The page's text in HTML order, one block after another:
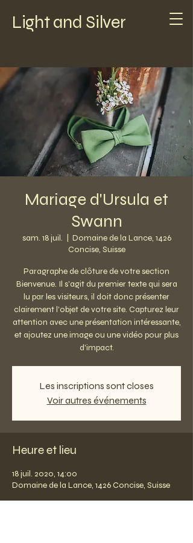
Light and Silver
Mariage d'Ursula et
Swann
sam. 18 juil.
Domaine de la Lance, 1426
Concise, Suisse
Paragraphe de clôture de votre section
Bienvenue. Il s'agit du premier texte qui sera
lu par les visiteurs, il doit donc présenter
clairement l'objet de votre site. Capturez leur
attention avec une présentation intéressante,
et ajoutez une image ou une vidéo pour plus
d'impact.
Les inscriptions sont closes
Voir autres événements
Heure et lieu
18 juil. 2020, 14:00
Domaine de la Lance, 1426 Concise, Suisse